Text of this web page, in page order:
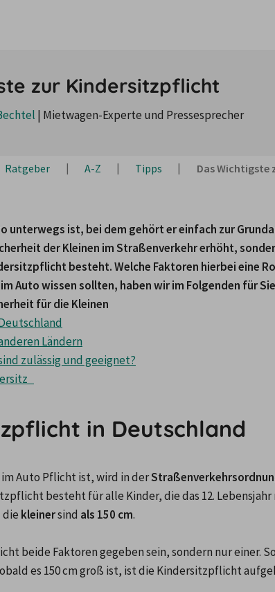
zur Kindersitzpflicht
| Mietwagen-Experte und Pressesprecher
Ratgeber A-Z Tipps Das
unterwegs ist, bei dem gehört er einfach zur
der Kleinen im Straßenverkehr erhöht,
besteht. Welche Faktoren hierbei eine
Auto wissen sollten, haben wir im Folgenden für
für die Kleinen
Ländern
zulässig und geeignet?
in Deutschland
im Auto Pflicht ist, wird in der
besteht für alle Kinder, die das 12.
die kleiner sind als 150 cm.
beide Faktoren gegeben sein, sondern nur einer.
es 150 cm groß ist, ist die Kindersitzpflicht